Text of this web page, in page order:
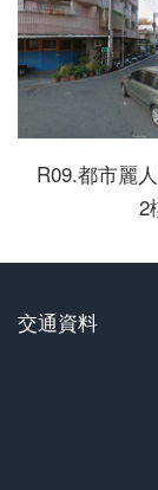
R09.都市麗
2
交通資料